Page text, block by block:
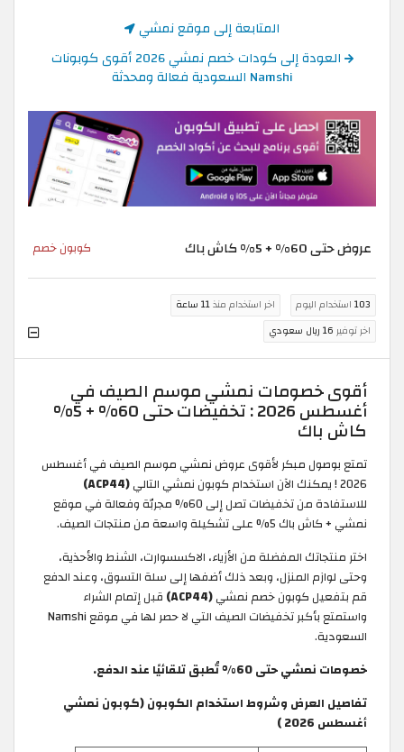
المتابعة إلى موقع نمشي
العودة إلى كودات خصم نمشي 2026 أقوى كوبونات
Namshi السعودية فعالة ومحدثة
عروض حتى 60% + 5% كاش باك كوبون خصم
103 استخدام اليوم اخر استخدام منذ11 ساعة
اخر توفير 16 ريال سعودي
أقوى خصومات نمشي موسم الصيف في
أغسطس 2026 : تخفيضات حتى 60% + 5%
كاش باك
تمتع بوصول مبكر لأقوى عروض نمشي موسم الصيف في أغسطس
2026 ! يمكنك الآن استخدام كوبون نمشي التالي
(ACP44)
للاستفادة من تخفيضات تصل إلى 60% مجربّة وفعالة في موقع
نمشي + كاش باك 5% على تشكيلة واسعة من منتجات الصيف.
اختر منتجاتك المفضلة من الأزياء، الاكسسوارت، الشنط والأحذية،
وحتى لوازم المنزل، وبعد ذلك أضفها إلى سلة التسوق، وعند الدفع
قم بتفعيل كوبون خصم نمشي(ACP44)
قبل إتمام الشراء
واستمتع بأكبر تخفيضات الصيف التي لا حصر لها في موقع Namshi
السعودية.
خصومات نمشي حتى 60% تُطبق تلقائيًا عند الدفع.
تفاصيل العرض وشروط استخدام الكوبون (كوبون نمشي
أغسطس 2026 )